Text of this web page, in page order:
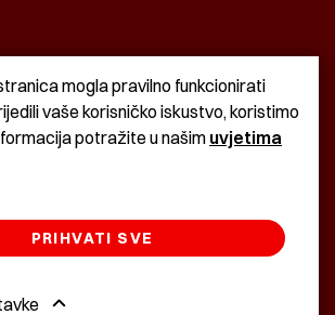
mogla pravilno funkcionirati
vaše korisničko iskustvo, koristimo
potražite u našim uvjetima
PRIHVATI SVE